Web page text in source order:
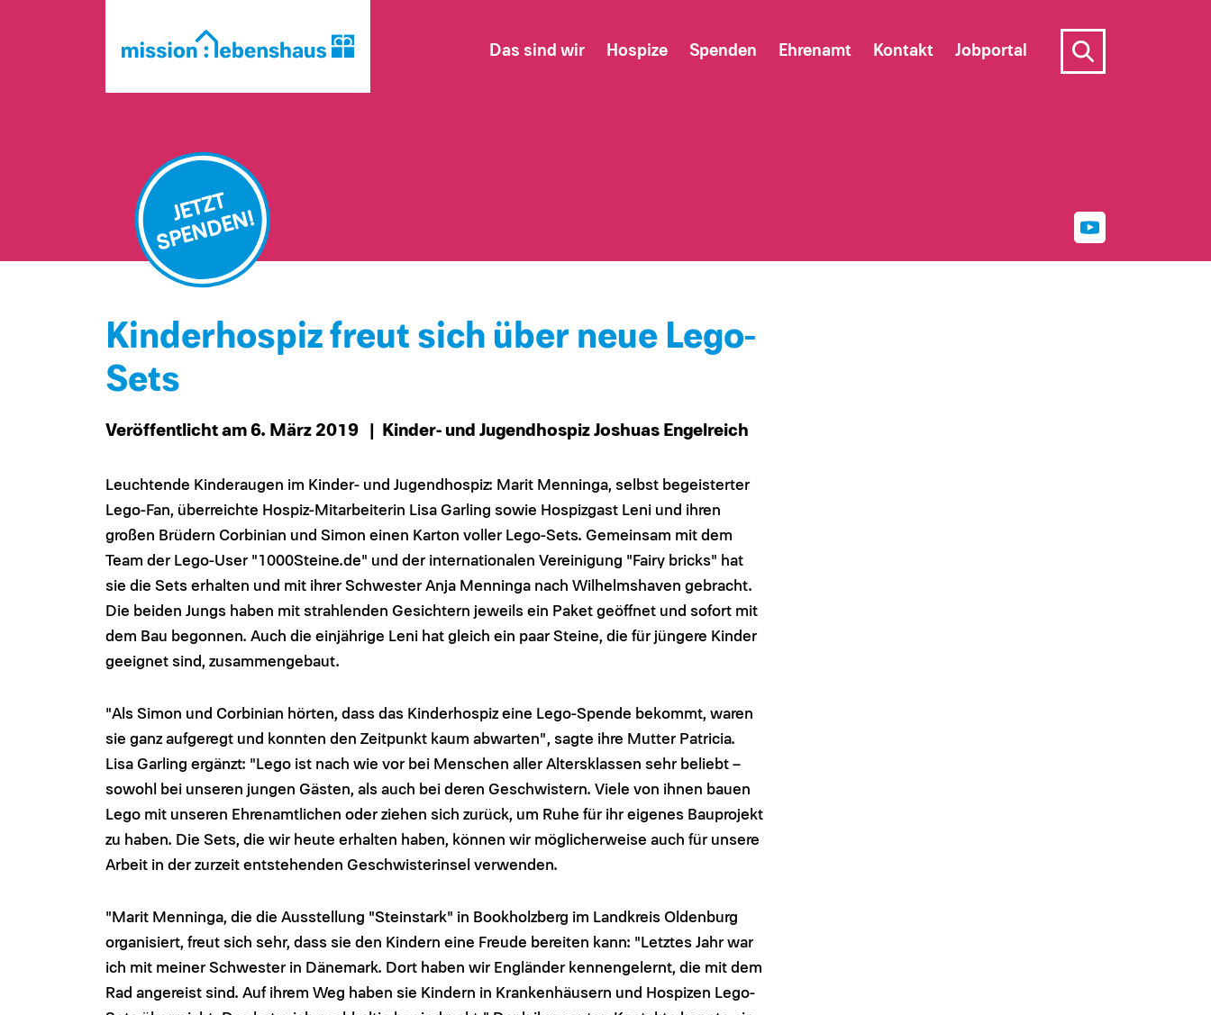
JETZT
SPENDEN!
Kinderhospiz freut sich über neue Lego-
Sets
Veröffentlicht am 6. März 2019 | Kinder- und Jugendhospiz Joshuas Engelreich
Leuchtende Kinderaugen im Kinder- und Jugendhospiz: Marit Menninga, selbst begeisterter
Lego-Fan, überreichte Hospiz-Mitarbeiterin Lisa Garling sowie Hospizgast Leni und ihren
großen Brüdern Corbinian und Simon einen Karton voller Lego-Sets. Gemeinsam mit dem
Team der Lego-User "1000Steine.de" und der internationalen Vereinigung "Fairy bricks" hat
sie die Sets erhalten und mit ihrer Schwester Anja Menninga nach Wilhelmshaven gebracht.
Die beiden Jungs haben mit strahlenden Gesichtern jeweils ein Paket geöffnet und sofort mit
dem Bau begonnen. Auch die einjährige Leni hat gleich ein paar Steine, die für jüngere Kinder
geeignet sind, zusammengebaut.
"Als Simon und Corbinian hörten, dass das Kinderhospiz eine Lego-Spende bekommt, waren
sie ganz aufgeregt und konnten den Zeitpunkt kaum abwarten", sagte ihre Mutter Patricia.
Lisa Garling ergänzt: "Lego ist nach wie vor bei Menschen aller Altersklassen sehr beliebt –
sowohl bei unseren jungen Gästen, als auch bei deren Geschwistern. Viele von ihnen bauen
Lego mit unseren Ehrenamtlichen oder ziehen sich zurück, um Ruhe für ihr eigenes Bauprojekt
zu haben. Die Sets, die wir heute erhalten haben, können wir möglicherweise auch für unsere
Arbeit in der zurzeit entstehenden Geschwisterinsel verwenden.
"Marit Menninga, die die Ausstellung "Steinstark" in Bookholzberg im Landkreis Oldenburg
organisiert, freut sich sehr, dass sie den Kindern eine Freude bereiten kann: "Letztes Jahr war
ich mit meiner Schwester in Dänemark. Dort haben wir Engländer kennengelernt, die mit dem
Rad angereist sind. Auf ihrem Weg haben sie Kindern in Krankenhäusern und Hospizen Lego-
Das sind wir Hospize Spenden Ehrenamt Kontakt Jobportal